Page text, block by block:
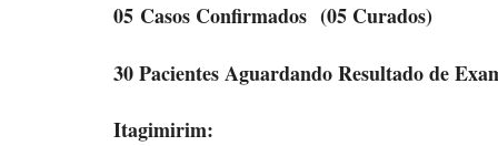
05 Casos Confirmados (05 Curados)
30 Pacientes Aguardando Resultado de
Itagimirim: